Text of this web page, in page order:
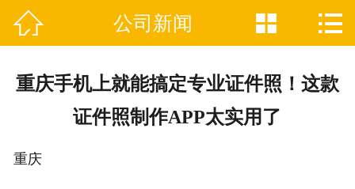
网站首页
 公司新闻  
重庆手机上就能搞定专业证件照！这款
证件照制作APP太实用了
重庆